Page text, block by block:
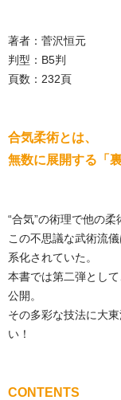
著者：菅沢恒元
判型：B5判
頁数：232頁
合気柔術とは、
無数に展開する「
“合気”の術理で他の柔
この不思議な武術流儀
系化されていた。
本書では第二弾とし
公開。
その多彩な技法に大
い！
CONTENTS